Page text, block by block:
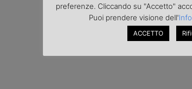
preferenze. Cliccando su "Accetto"
Puoi prendere visione dell'
ACCETTO